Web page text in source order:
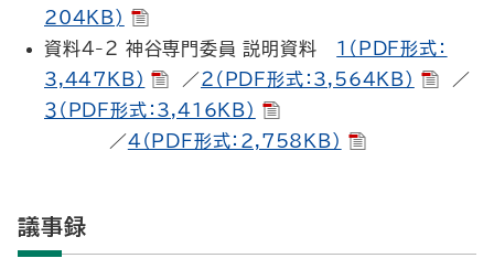
204KB)
資料４-２ 神谷専門委員 説明資料 １（PDF形式：
3,447KB）
／ ２（PDF形式：3,564KB）
／
３（PDF形式：3,416KB）
／４（PDF形式：2,758KB）
議事録